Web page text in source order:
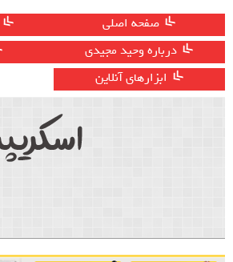
صفحه اصلی
درباره وحید مجیدی
ابزارهای آنلاین